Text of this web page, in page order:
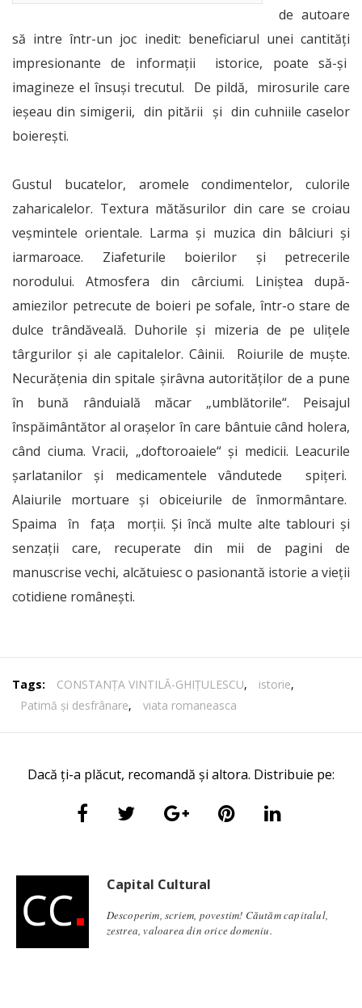
de autoare
să intre într-un joc inedit: beneficiarul unei cantități
impresionante de informații istorice, poate să-și
imagineze el însuși trecutul. De pildă, mirosurile care
ieșeau din simigerii, din pitării și din cuhniile caselor
boierești.
Gustul bucatelor, aromele condimentelor, culorile
zaharicalelor. Textura mătăsurilor din care se croiau
veșmintele orientale. Larma și muzica din bâlciuri și
iarmaroace. Ziafeturile boierilor și petrecerile
norodului. Atmosfera din cârciumi. Liniștea după-
amiezilor petrecute de boieri pe sofale, într-o stare de
dulce trândăveală. Duhorile și mizeria de pe ulițele
târgurilor și ale capitalelor. Câinii. Roiurile de muște.
Necurățenia din spitale șirâvna autorităților de a pune
în bună rânduială măcar „umblătorile“. Peisajul
înspăimântător al orașelor în care bântuie când holera,
când ciuma. Vracii, „doftoroaiele“ și medicii. Leacurile
șarlatanilor și medicamentele vândutede spițeri.
Alaiurile mortuare și obiceiurile de înmormântare.
Spaima în fața morții. Și încă multe alte tablouri și
senzații care, recuperate din mii de pagini de
manuscrise vechi, alcătuiesc o pasionantă istorie a vieții
cotidiene românești.
Tags: CONSTANŢA VINTILĂ-GHIŢULESCU, istorie,
Patimă şi desfrânare, viata romaneasca
Dacă ți-a plăcut, recomandă și altora. Distribuie pe:
Capital Cultural
Descoperim, scriem, povestim! Căutăm capitalul,
zestrea, valoarea din orice domeniu.